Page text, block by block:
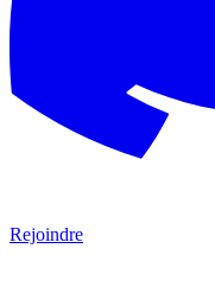
Rejoindre